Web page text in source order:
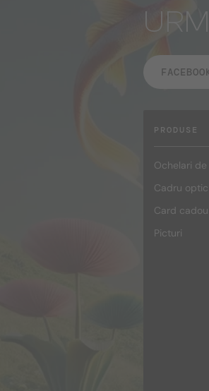
PRODUSE
Ochelari de
Cadru optic
Card cadou
Picturi